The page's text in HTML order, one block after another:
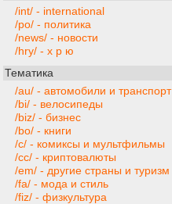
/int/ - international
/po/ - политика
/news/ - новости
/hry/ - х р ю
Тематика
/au/ - автомобили и транспорт
/bi/ - велосипеды
/biz/ - бизнес
/bo/ - книги
/c/ - комиксы и мультфильмы
/cc/ - криптовалюты
/em/ - другие страны и туризм
/fa/ - мода и стиль
/fiz/ - физкультура